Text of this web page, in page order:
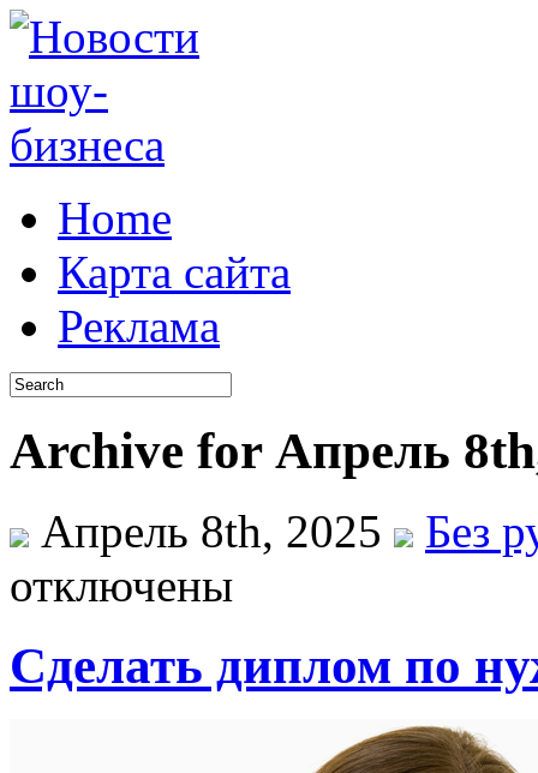
Home
Карта сайта
Реклама
Archive for Апрель
Апрель 8th, 2025
Без
отключены
Сделать диплом по